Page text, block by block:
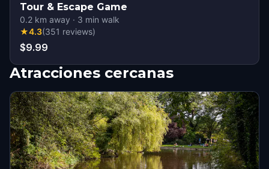
Tour & Escape Game
0.2 km away · 3 min walk
★4.3(351 reviews)
$9.99
Atracciones cercanas